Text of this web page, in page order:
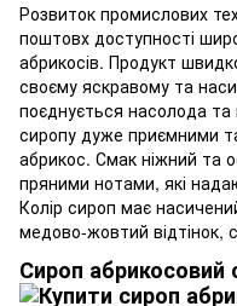
Розвиток промислових
поштовх доступності
абрикосів. Продукт
своєму яскравому та
поєднується насолода
сиропу дуже приємними
абрикос. Смак ніжний та
пряними нотами, які
Колір сироп має
медово-жовтий відтінок,
Сироп абрикосовий